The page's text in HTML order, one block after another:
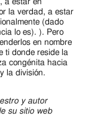
la verdad, a estar
(dado
lo es). ). Pero
en nombre
ti donde reside la
congénita hacia
la división.
y autor
su sitio web